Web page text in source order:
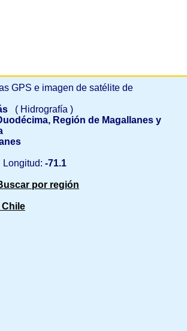
GPS e imagen de satélite de
( Hidrografía )
Región de Magallanes y
Longitud: -71.1
por región
Chile